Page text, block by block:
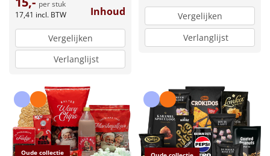
per stuk
17,41 incl. BTW Inhoud
Vergelijken
Verlanglijst
Vergelijken
Verlanglijst
Oude collectie